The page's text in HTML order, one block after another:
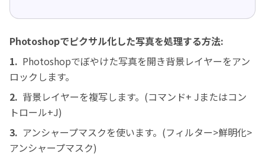
Photoshopでピクサル化した写真を処理する方法:
1. Photoshopでぼやけた写真を開き背景レイヤーをアン
ロックします。
2. 背景レイヤーを複写します。(コマンド+ Jまたはコン
トロール+J)
3. アンシャープマスクを使います。(フィルター>鮮明化>
アンシャープマスク)